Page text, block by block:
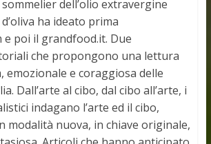
sommelier dell’olio extravergine
d’oliva ha ideato prima
e poi il grandfood.it. Due
che propongono una lettura
emozionale e coraggiosa delle
Dall’arte al cibo, dal cibo all’arte, i
indagano l’arte ed il cibo,
modalità nuova, in chiave originale,